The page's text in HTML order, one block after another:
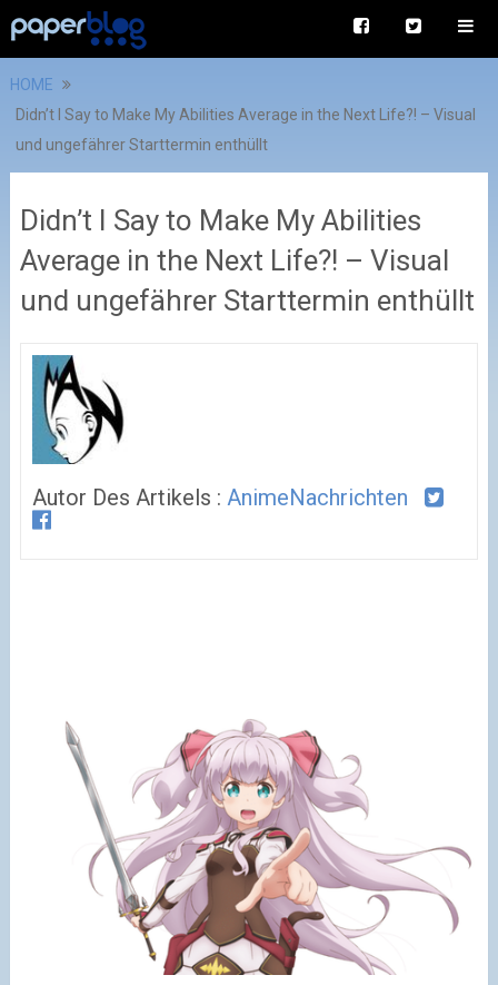
HOME
Didn’t I Say to Make My Abilities Average in the Next Life?! – Visual
und ungefährer Starttermin enthüllt
Didn’t I Say to Make My Abilities
Average in the Next Life?! – Visual
und ungefährer Starttermin enthüllt
Autor Des Artikels : AnimeNachrichten